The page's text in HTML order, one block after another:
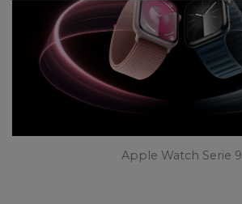
Apple Watch Serie 9